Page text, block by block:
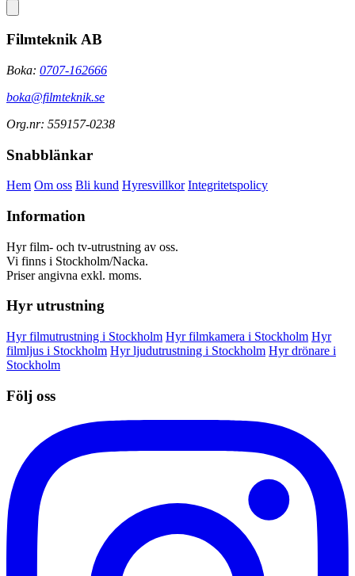
Filmteknik AB
Boka: 0707-162666
boka@filmteknik.se
Org.nr: 559157-0238
Snabblänkar
Hem Om oss Bli kund Hyresvillkor Integritetspolicy
Information
Hyr film- och tv-utrustning av oss.
Vi finns i Stockholm/Nacka.
Priser angivna exkl. moms.
Hyr utrustning
Hyr filmutrustning i Stockholm Hyr filmkamera i Stockholm Hyr
filmljus i Stockholm Hyr ljudutrustning i Stockholm Hyr drönare i
Stockholm
Följ oss